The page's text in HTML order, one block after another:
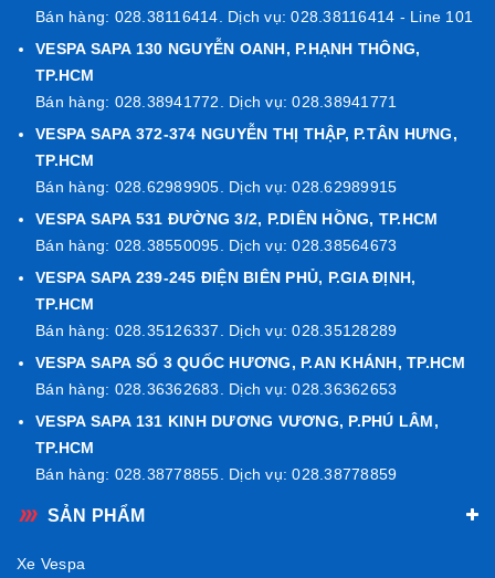
Bán hàng: 028.38116414. Dịch vụ: 028.38116414 - Line 101
VESPA SAPA 130 NGUYỄN OANH, P.HẠNH THÔNG,
TP.HCM
Bán hàng: 028.38941772. Dịch vụ: 028.38941771
VESPA SAPA 372-374 NGUYỄN THỊ THẬP, P.TÂN HƯNG,
TP.HCM
Bán hàng: 028.62989905. Dịch vụ: 028.62989915
VESPA SAPA 531 ĐƯỜNG 3/2, P.DIÊN HỒNG, TP.HCM
Bán hàng: 028.38550095. Dịch vụ: 028.38564673
VESPA SAPA 239-245 ĐIỆN BIÊN PHỦ, P.GIA ĐỊNH,
TP.HCM
Bán hàng: 028.35126337. Dịch vụ: 028.35128289
VESPA SAPA SỐ 3 QUỐC HƯƠNG, P.AN KHÁNH, TP.HCM
Bán hàng: 028.36362683. Dịch vụ: 028.36362653
VESPA SAPA 131 KINH DƯƠNG VƯƠNG, P.PHÚ LÂM,
TP.HCM
Bán hàng: 028.38778855. Dịch vụ: 028.38778859
SẢN PHẨM
Xe Vespa